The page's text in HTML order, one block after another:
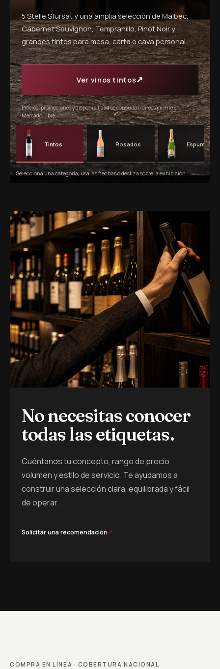
5 Stelle Sfursat y una amplia selección de Malbec,
Cabernet Sauvignon, Tempranillo, Pinot Noir y
grandes tintos para mesa, carta o cava personal.
Ver vinos tintos↗
Precios, promociones y disponibilidad se consultan directamente en
Mercado Libre.
Tintos Rosados Espumosos
Selecciona una categoría, usa las flechas o desliza sobre la exhibición.
No necesitas conocer
todas las etiquetas.
Cuéntanos tu concepto, rango de precio,
volumen y estilo de servicio. Te ayudamos a
construir una selección clara, equilibrada y fácil
de operar.
Solicitar una recomendación↗
COMPRA EN LÍNEA · COBERTURA NACIONAL